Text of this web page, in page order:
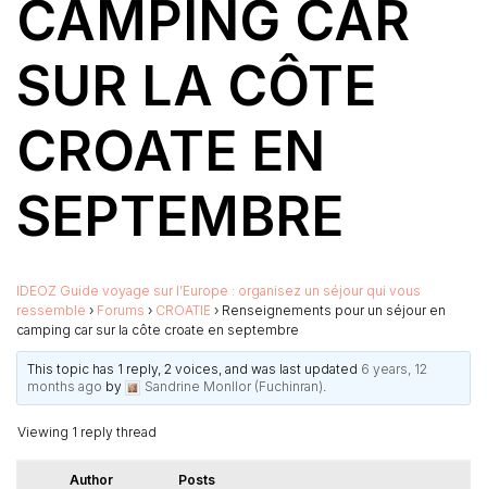
CAMPING CAR
SUR LA CÔTE
CROATE EN
SEPTEMBRE
IDEOZ Guide voyage sur l’Europe : organisez un séjour qui vous
ressemble › Forums › CROATIE › Renseignements pour un séjour en
camping car sur la côte croate en septembre
This topic has 1 reply, 2 voices, and was last updated 6 years, 12
months ago by Sandrine Monllor (Fuchinran).
Viewing 1 reply thread
Author Posts